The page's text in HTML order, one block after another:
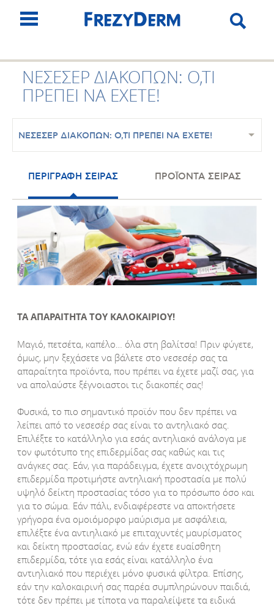
ΝΕΣΕΣΕΡ ΔΙΑΚΟΠΩΝ: Ο,ΤΙ
ΠΡΕΠΕΙ ΝΑ ΕΧΕΤΕ!
ΝΕΣΕΣΕΡ ΔΙΑΚΟΠΩΝ: Ο,ΤΙ ΠΡΕΠΕΙ ΝΑ ΕΧΕΤΕ!
ΠΕΡΙΓΡΑΦΗ ΣΕΙΡΑΣ ΠΡΟΪΟΝΤΑ ΣΕΙΡΑΣ
ΤΑ ΑΠΑΡΑΙΤΗΤΑ ΤΟΥ ΚΑΛΟΚΑΙΡΙΟΥ!
Μαγιό, πετσέτα, καπέλο… όλα στη βαλίτσα! Πριν φύγετε,
όμως, μην ξεχάσετε να βάλετε στο νεσεσέρ σας τα
απαραίτητα προϊόντα, που πρέπει να έχετε μαζί σας, για
να απολαύστε ξέγνοιαστοι τις διακοπές σας!
Φυσικά, το πιο σημαντικό προϊόν που δεν πρέπει να
λείπει από το νεσεσέρ σας είναι το αντηλιακό σας.
Επιλέξτε το κατάλληλο για εσάς αντηλιακό ανάλογα με
τον φωτότυπο της επιδερμίδας σας καθώς και τις
ανάγκες σας. Εάν, για παράδειγμα, έχετε ανοιχτόχρωμη
επιδερμίδα προτιμήστε αντηλιακή προστασία με πολύ
υψηλό δείκτη προστασίας τόσο για το πρόσωπο όσο και
για το σώμα. Εάν πάλι, ενδιαφέρεστε να αποκτήσετε
γρήγορα ένα ομοιόμορφο μαύρισμα με ασφάλεια,
επιλέξτε ένα αντιηλιακό με επιταχυντές μαυρίσματος
και δείκτη προστασίας, ενώ εάν έχετε ευαίσθητη
επιδερμίδα, τότε για εσάς είναι κατάλληλο ένα
αντιηλιακό που περιέχει μόνο φυσικά φίλτρα. Επίσης,
εάν την καλοκαιρινή σας παρέα συμπληρώνουν παιδιά,
τότε δεν πρέπει με τίποτα να παραλείψετε τα ειδικά